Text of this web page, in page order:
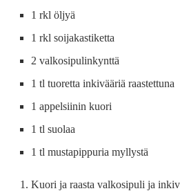
1 rkl öljyä
1 rkl soijakastiketta
2 valkosipulinkynttä
1 tl tuoretta inkivääriä raastettuna
1 appelsiinin kuori
1 tl suolaa
1 tl mustapippuria myllystä
Kuori ja raasta valkosipuli ja